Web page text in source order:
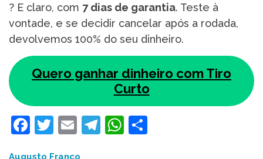
?️ E claro, com 7 dias de garantia. Teste à
vontade, e se decidir cancelar após a rodada,
devolvemos 100% do seu dinheiro.
Quero ganhar dinheiro com Tiro
Curto
Facebook
Twitter
EmailTelegram
WhatsApp
Augusto Franco